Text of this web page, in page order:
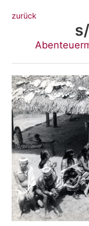
zurück